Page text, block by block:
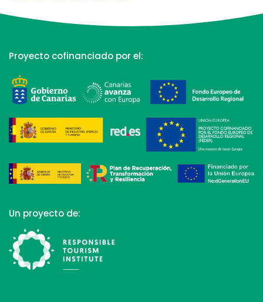
Proyecto cofinanciado por el:
Un proyecto de: